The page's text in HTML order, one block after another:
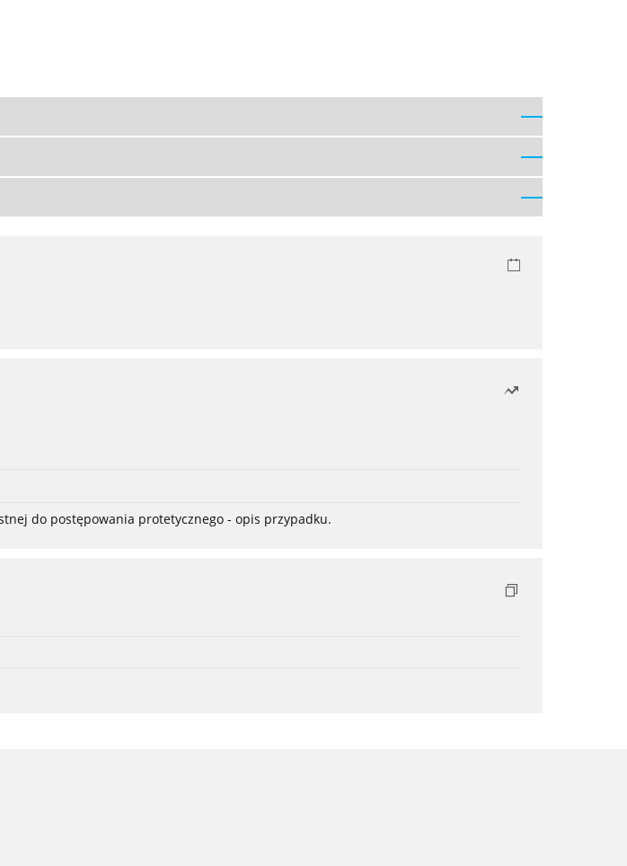
do postępowania protetycznego - opis przypadku.